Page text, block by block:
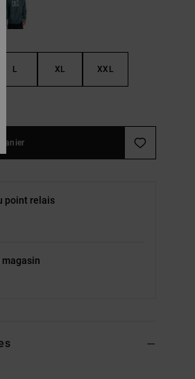
L XL XXL
point relais